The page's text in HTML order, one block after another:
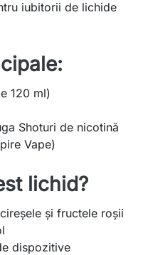
iubitorii de lichide
120 ml)
Shoturi de nicotină
Vape)
lichid?
și fructele roșii
dispozitive